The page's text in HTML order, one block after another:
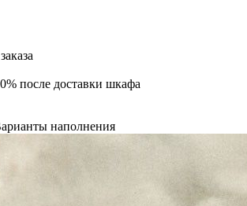
после доставки шкафа
наполнения